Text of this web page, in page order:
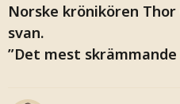
Norske krönikören
svan.
”Det mest